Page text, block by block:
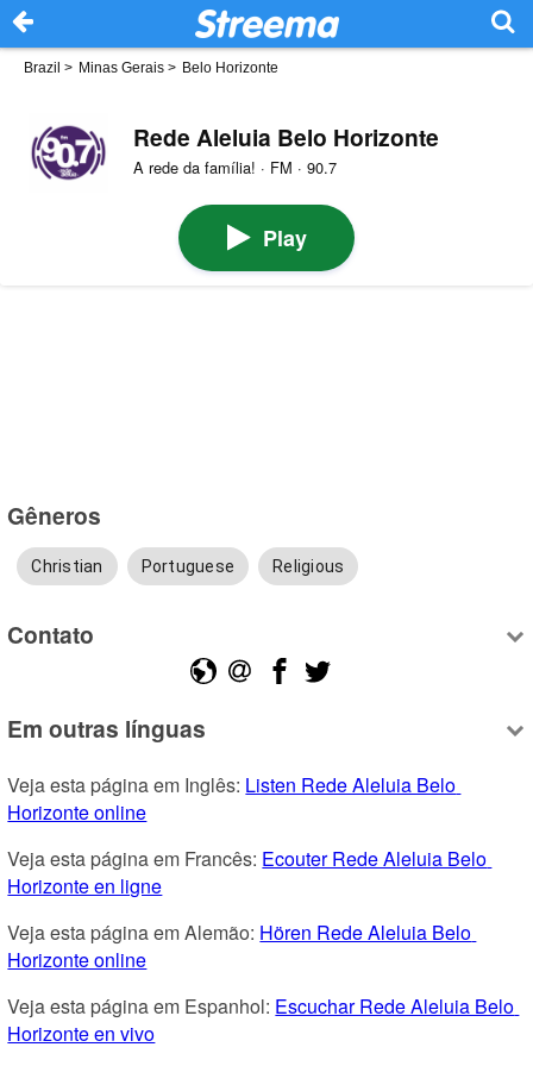
Brazil > Minas Gerais > Belo Horizonte
Rede Aleluia Belo Horizonte
A rede da família! · FM · 90.7
Play
Gêneros
Christian Portuguese Religious
Contato
Em outras línguas
Veja esta página em Inglês: Listen Rede Aleluia Belo
Horizonte online
Veja esta página em Francês: Ecouter Rede Aleluia Belo
Horizonte en ligne
Veja esta página em Alemão: Hören Rede Aleluia Belo
Horizonte online
Veja esta página em Espanhol: Escuchar Rede Aleluia Belo
Horizonte en vivo